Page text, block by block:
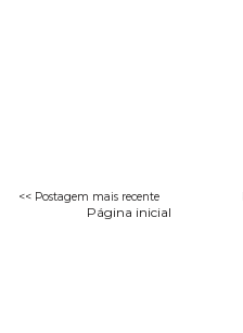
<< Postagem mais recente
Página inicial